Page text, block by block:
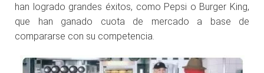
han logrado grandes éxitos, como Pepsi o Burger King,
que han ganado cuota de mercado a base de
compararse con su competencia.